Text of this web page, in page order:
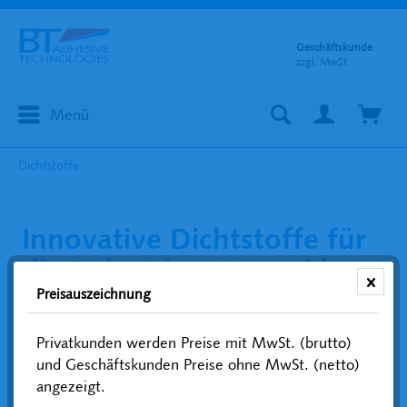
Menü
Geschäftskunde
zzgl. MwSt.
Dichtstoffe
Innovative Dichtstoffe für
die Industrie – Vermeidung
von Leckagen flüssiger
oder gasförmiger Medien
Dichtungslösungen für Gewinde,
Preisauszeichnung
Privatkunden werden Preise mit MwSt. (brutto)
und Geschäftskunden Preise ohne MwSt. (netto)
angezeigt.